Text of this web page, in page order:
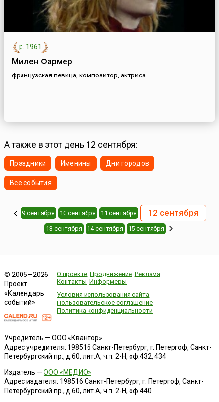
р. 1961
Милен Фармер
французская певица, композитор, актриса
А также в этот день 12 сентября:
Праздники Именины Дни городов
Все события
9 сентября 10 сентября 11 сентября 12 сентября
13 сентября 14 сентября 15 сентября
© 2005—2026
Проект
«Календарь
событий»
О проекте Продвижение Реклама
Контакты Информеры
Условия использования сайта
Пользовательское соглашение
Политика конфиденциальности
Учредитель — ООО «Квантор»
Адрес учредителя: 198516 Санкт-Петербург, г. Петергоф, Санкт-
Петербургский пр., д.60, лит.А, ч.п. 2-Н, оф.432, 434
Издатель — ООО «МЕДИО»
Адрес издателя: 198516 Санкт-Петербург, г. Петергоф, Санкт-
Петербургский пр., д.60, лит.А, ч.п. 2-Н, оф.440